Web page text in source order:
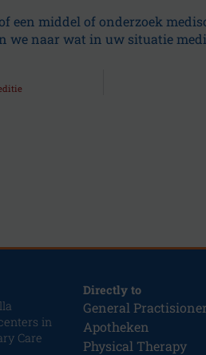
een middel of onderzoek
we naar wat in uw situatie
in
Care
Directly to
General Practisioner
Apotheken
Physical Therapy